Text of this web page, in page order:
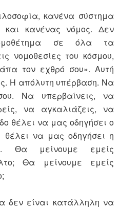
κανένα σύστημα
κανένας νόμος. Δεν
σε όλα τα
νομοθεσίες του κόσμου,
τον εχθρό σου». Αυτή
Η απόλυτη υπέρβαση. Να
Να υπερβαίνεις, να
να αγκαλιάζεις, να
θέλει να μας οδηγήσει ο
να μας οδηγήσει η
Θα μείνουμε εμείς
Θα μείνουμε εμείς
δεν είναι κατάλληλη να